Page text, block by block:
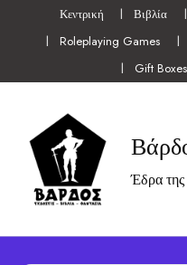
Κεντρική Βιβλία
Roleplaying Games
Gift Boxes
Έδρα